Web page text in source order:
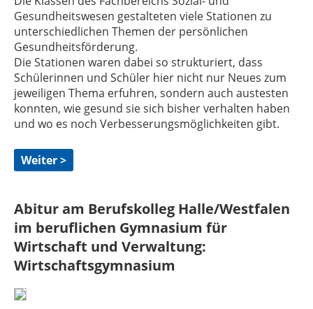
Gesundheitswesen gestalteten viele Stationen zu
unterschiedlichen Themen der persönlichen
Gesundheitsförderung.
Die Stationen waren dabei so strukturiert, dass
Schülerinnen und Schüler hier nicht nur Neues zum
jeweiligen Thema erfuhren, sondern auch austesten
konnten, wie gesund sie sich bisher verhalten haben
und wo es noch Verbesserungsmöglichkeiten gibt.
Weiter >
Abitur am Berufskolleg Halle/Westfalen
im beruflichen Gymnasium für
Wirtschaft und Verwaltung:
Wirtschaftsgymnasium